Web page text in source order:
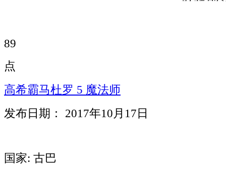
89
点
高希霸马杜罗 5 魔法师
发布日期： 2017年10月17日
国家: 古巴